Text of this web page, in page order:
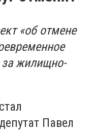
«об отмене
за жилищно-
Павел